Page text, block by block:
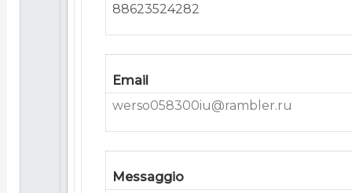
88623524282
Email
werso058300iu@rambler.ru
Messaggio